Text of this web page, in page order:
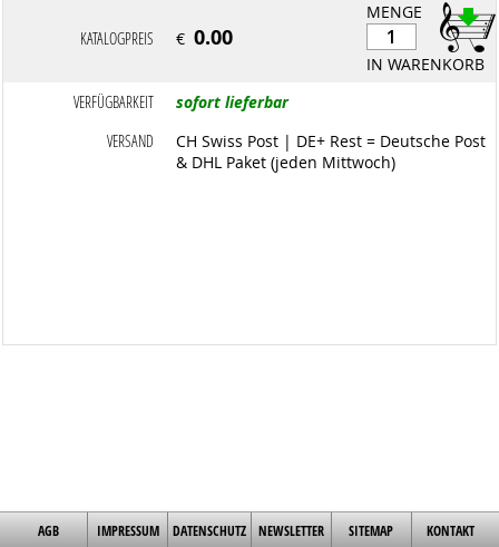
MENGE
IN WARENKORB
KATALOGPREIS €0.00
VERFÜGBARKEIT
sofort lieferbar
VERSAND
CH Swiss Post | DE+ Rest = Deutsche Post
& DHL Paket (jeden Mittwoch)
AGB IMPRESSUM DATENSCHUTZ NEWSLETTER SITEMAP KONTAKT